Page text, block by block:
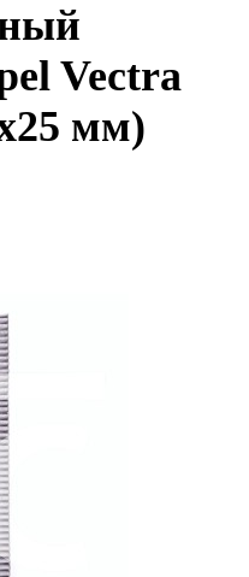
Vectra
мм)